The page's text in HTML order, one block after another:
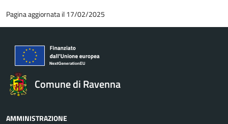
Pagina aggiornata il 17/02/2025
Comune di Ravenna
AMMINISTRAZIONE